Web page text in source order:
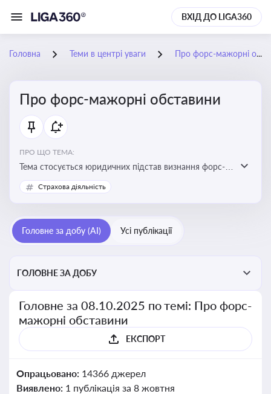
ВХІД ДО LIGA360
Головна Теми в центрі уваги Про форс-мажорні обставини
Про форс-мажорні обставини
ПРО ЩО ТЕМА:
Тема стосується юридичних підстав визнання форс-
мажорних обставин та звільнення від
відповідальності у зв'язку з їх настанням
Страхова діяльність
Головне за добу (AI) Усі публікації
ГОЛОВНЕ ЗА ДОБУ
Головне за 08.10.2025 по темі: Про форс-
мажорні обставини
ЕКСПОРТ
Опрацьовано: 14366 джерел
Виявлено: 1 публікація за 8 жовтня